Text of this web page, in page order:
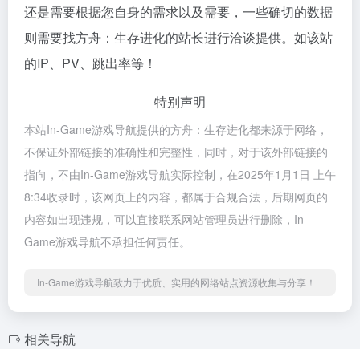
还是需要根据您自身的需求以及需要，一些确切的数据
则需要找方舟：生存进化的站长进行洽谈提供。如该站
的IP、PV、跳出率等！
特别声明
本站In-Game游戏导航提供的方舟：生存进化都来源于网络，
不保证外部链接的准确性和完整性，同时，对于该外部链接的
指向，不由In-Game游戏导航实际控制，在2025年1月1日 上午
8:34收录时，该网页上的内容，都属于合规合法，后期网页的
内容如出现违规，可以直接联系网站管理员进行删除，In-
Game游戏导航不承担任何责任。
In-Game游戏导航致力于优质、实用的网络站点资源收集与分享！
相关导航